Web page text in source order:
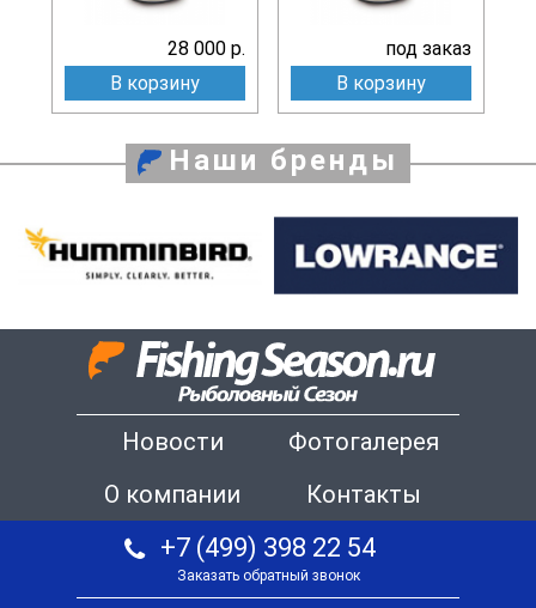
28 000 р.
В корзину
под заказ
В корзину
Наши бренды
Новости
Фотогалерея
О компании
Контакты
+7 (499) 398 22 54
Заказать обратный звонок